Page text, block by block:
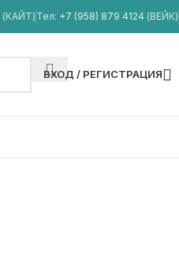
(КАЙТ) Тел: +7 (958) 879 4124 (ВЕЙК)
ВХОД / РЕГИСТРАЦИЯ